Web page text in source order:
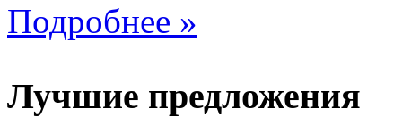
Подробнее »
Лучшие предложения